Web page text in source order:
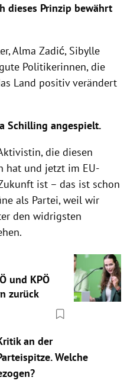
dieses Prinzip bewährt
Alma Zadić, Sibylle
Politikerinnen, die
Land positiv verändert
Schilling angespielt.
die diesen
hat und jetzt im EU-
ist – das ist schon
als Partei, weil wir
den widrigsten
und KPÖ
zurück
an der
Welche